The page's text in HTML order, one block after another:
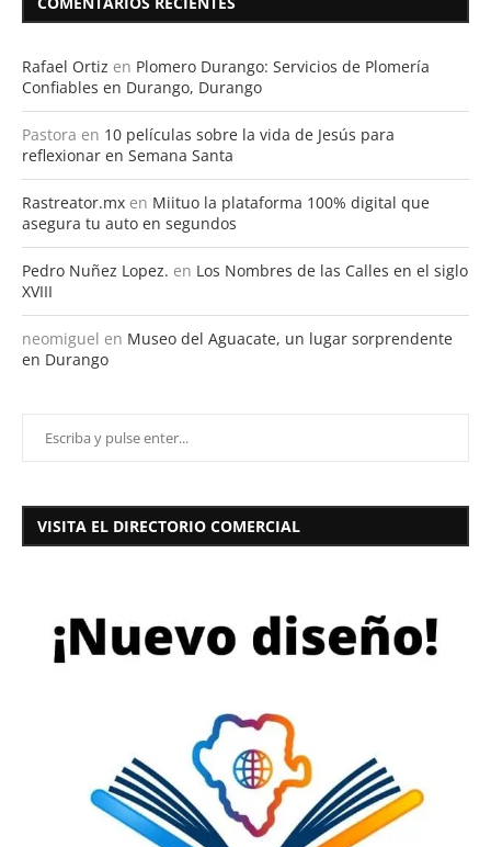
Rafael Ortiz en Plomero Durango: Servicios de Plomería
Confiables en Durango, Durango
Pastora en 10 películas sobre la vida de Jesús para
reflexionar en Semana Santa
Rastreator.mx en Miituo la plataforma 100% digital que
asegura tu auto en segundos
Pedro Nuñez Lopez. en Los Nombres de las Calles en el siglo
XVIII
neomiguel en Museo del Aguacate, un lugar sorprendente
en Durango
VISITA EL DIRECTORIO COMERCIAL